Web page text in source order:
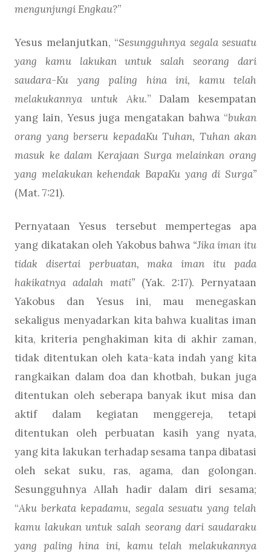
mengunjungi Engkau?”
Yesus melanjutkan, “Sesungguhnya segala sesuatu
yang kamu lakukan untuk salah seorang dari
saudara-Ku yang paling hina ini, kamu telah
melakukannya untuk Aku.” Dalam kesempatan
yang lain, Yesus juga mengatakan bahwa “bukan
orang yang berseru kepadaKu Tuhan, Tuhan akan
masuk ke dalam Kerajaan Surga melainkan orang
yang melakukan kehendak BapaKu yang di Surga”
(Mat. 7:21).
Pernyataan Yesus tersebut mempertegas apa
yang dikatakan oleh Yakobus bahwa “Jika iman itu
tidak disertai perbuatan, maka iman itu pada
hakikatnya adalah mati” (Yak. 2:17). Pernyataan
Yakobus dan Yesus ini, mau menegaskan
sekaligus menyadarkan kita bahwa kualitas iman
kita, kriteria penghakiman kita di akhir zaman,
tidak ditentukan oleh kata-kata indah yang kita
rangkaikan dalam doa dan khotbah, bukan juga
ditentukan oleh seberapa banyak ikut misa dan
aktif dalam kegiatan menggereja, tetapi
ditentukan oleh perbuatan kasih yang nyata,
yang kita lakukan terhadap sesama tanpa dibatasi
oleh sekat suku, ras, agama, dan golongan.
Sesungguhnya Allah hadir dalam diri sesama;
“Aku berkata kepadamu, segala sesuatu yang telah
kamu lakukan untuk salah seorang dari saudaraku
yang paling hina ini, kamu telah melakukannya